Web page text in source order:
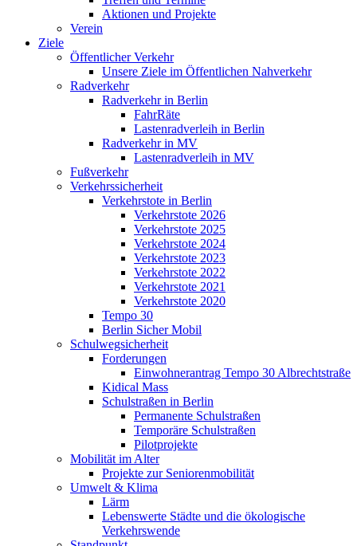
Aktionen und Projekte
Verein
Ziele
Öffentlicher Verkehr
Unsere Ziele im Öffentlichen Nahverkehr
Radverkehr
Radverkehr in Berlin
FahrRäte
Lastenradverleih in Berlin
Radverkehr in MV
Lastenradverleih in MV
Fußverkehr
Verkehrssicherheit
Verkehrstote in Berlin
Verkehrstote 2026
Verkehrstote 2025
Verkehrstote 2024
Verkehrstote 2023
Verkehrstote 2022
Verkehrstote 2021
Verkehrstote 2020
Tempo 30
Berlin Sicher Mobil
Schulwegsicherheit
Forderungen
Einwohnerantrag Tempo 30 Albrechtstraße
Kidical Mass
Schulstraßen in Berlin
Permanente Schulstraßen
Temporäre Schulstraßen
Pilotprojekte
Mobilität im Alter
Projekte zur Seniorenmobilität
Umwelt & Klima
Lärm
Lebenswerte Städte und die ökologische
Verkehrswende